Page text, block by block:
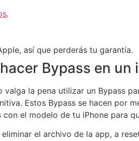
.
así que perderás tu garantía.
Bypass en un
la pena utilizar un Bypass
Estos Bypass se hacen por
el modelo de tu iPhone para
el archivo de la app, a